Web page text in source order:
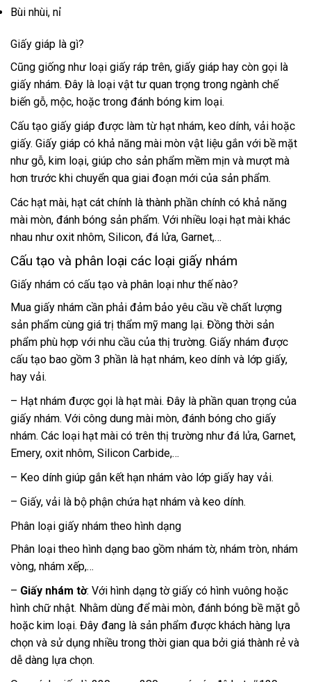
Bùi nhùi, nỉ
Giấy giáp là gì?
Cũng giống như loại giấy ráp trên, giấy giáp hay còn gọi là
giấy nhám. Đây là loại vật tư quan trọng trong ngành chế
biến gỗ, mộc, hoặc trong đánh bóng kim loại.
Cấu tạo giấy giáp được làm từ hạt nhám, keo dính, vải hoặc
giấy. Giấy giáp có khả năng mài mòn vật liệu gắn với bề mặt
như gỗ, kim loại, giúp cho sản phẩm mềm mịn và mượt mà
hơn trước khi chuyển qua giai đoạn mới của sản phẩm.
Các hạt mài, hạt cát chính là thành phần chính có khả năng
mài mòn, đánh bóng sản phẩm. Với nhiều loại hạt mài khác
nhau như oxit nhôm, Silicon, đá lửa, Garnet,…
Cấu tạo và phân loại các loại giấy nhám
Giấy nhám có cấu tạo và phân loại như thế nào?
Mua giấy nhám cần phải đảm bảo yêu cầu về chất lượng
sản phẩm cùng giá trị thẩm mỹ mang lại. Đồng thời sản
phẩm phù hợp với nhu cầu của thị trường. Giấy nhám được
cấu tạo bao gồm 3 phần là hạt nhám, keo dính và lớp giấy,
hay vải.
– Hạt nhám được gọi là hạt mài. Đây là phần quan trọng của
giấy nhám. Với công dung mài mòn, đánh bóng cho giấy
nhám. Các loại hạt mài có trên thị trường như đá lửa, Garnet,
Emery, oxit nhôm, Silicon Carbide,…
– Keo dính giúp gắn kết hạn nhám vào lớp giấy hay vải.
– Giấy, vải là bộ phận chứa hạt nhám và keo dính.
Phân loại giấy nhám theo hình dạng
Phân loại theo hình dạng bao gồm nhám tờ, nhám tròn, nhám
vòng, nhám xếp,…
– Giấy nhám tờ: Với hình dạng tờ giấy có hình vuông hoặc
hình chữ nhật. Nhằm dùng để mài mòn, đánh bóng bề mặt gỗ
hoặc kim loại. Đây đang là sản phẩm được khách hàng lựa
chọn và sử dụng nhiều trong thời gian qua bởi giá thành rẻ và
dễ dàng lựa chọn.